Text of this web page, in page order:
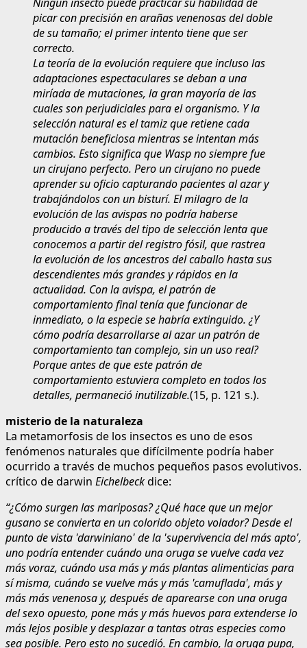
picar con precisión en arañas venenosas del doble
de su tamaño; el primer intento tiene que ser
correcto.
La teoría de la evolución requiere que incluso las
adaptaciones espectaculares se deban a una
miríada de mutaciones, la gran mayoría de las
cuales son perjudiciales para el organismo. Y la
selección natural es el tamiz que retiene cada
mutación beneficiosa mientras se intentan más
cambios. Esto significa que Wasp no siempre fue
un cirujano perfecto. Pero un cirujano no puede
aprender su oficio capturando pacientes al azar y
trabajándolos con un bisturí. El milagro de la
evolución de las avispas no podría haberse
producido a través del tipo de selección lenta que
conocemos a partir del registro fósil, que rastrea
la evolución de los ancestros del caballo hasta sus
descendientes más grandes y rápidos en la
actualidad. Con la avispa, el patrón de
comportamiento final tenía que funcionar de
inmediato, o la especie se habría extinguido. ¿Y
cómo podría desarrollarse al azar un patrón de
comportamiento tan complejo, sin un uso real?
Porque antes de que este patrón de
comportamiento estuviera completo en todos los
detalles, permaneció inutilizable.(15, p. 121 s.).
misterio de la naturaleza
La metamorfosis de los insectos es uno de esos
fenómenos naturales que difícilmente podría haber
ocurrido a través de muchos pequeños pasos evolutivos.
crítico de darwin Eichelbeckdice:
“¿Cómo surgen las mariposas? ¿Qué hace que un mejor
gusano se convierta en un colorido objeto volador? Desde el
punto de vista 'darwiniano' de la 'supervivencia del más apto',
uno podría entender cuándo una oruga se vuelve cada vez
más voraz, cuándo usa más y más plantas alimenticias para
sí misma, cuándo se vuelve más y más 'camuflada', más y
más más venenosa y, después de aparearse con una oruga
del sexo opuesto, pone más y más huevos para extenderse lo
más lejos posible y desplazar a tantas otras especies como
sea posible. Pero esto no sucedió. En cambio, la oruga pupa,